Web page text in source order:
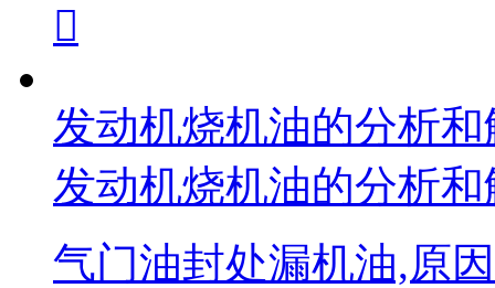

发动机烧机油的分析
发动机烧机油的分析
气门油封处漏机油,原